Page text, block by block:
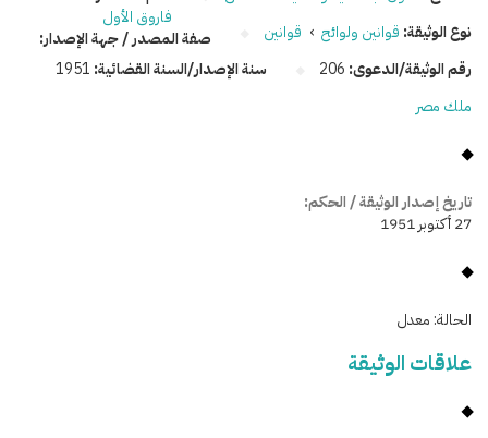
نوع الوثيقة: قوانين ولوائح › قوانين
رقم الوثيقة/الدعوى: 206 سنة الإصدار/السنة القضائية: 1951
فاروق الأول
صفة المصدر / جهة الإصدار:
ملك مصر
تاريخ إصدار الوثيقة / الحكم:
27 أكتوبر 1951
الحالة: معدل
علاقات الوثيقة